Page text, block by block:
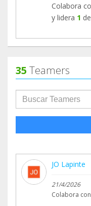
Colabora
y lidera 1
35 Teamers
JO Lapinte
21/4/2026
Colabora con